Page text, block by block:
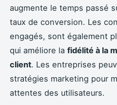
augmente le temps passé
taux de conversion. Les
engagés, sont également
qui améliore la fidélité à la
client. Les entreprises
stratégies marketing pour
attentes des utilisateurs.